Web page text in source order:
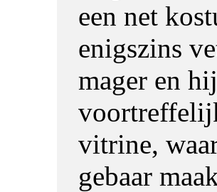
een net
enigszins
mager en
vitrine,
gebaar